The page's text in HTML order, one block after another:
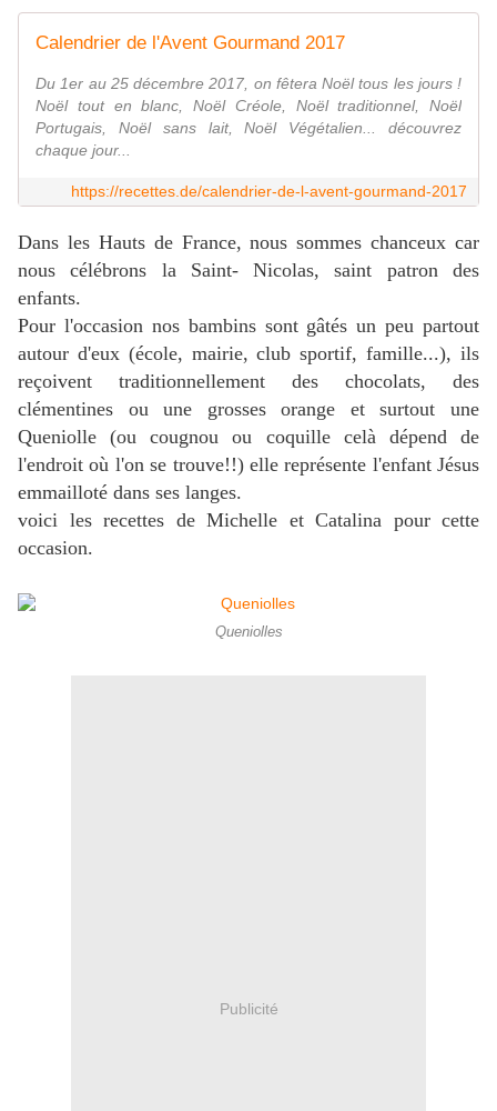
Calendrier de l'Avent Gourmand 2017
Du 1er au 25 décembre 2017, on fêtera Noël tous les jours !
Noël tout en blanc, Noël Créole, Noël traditionnel, Noël
Portugais, Noël sans lait, Noël Végétalien... découvrez
chaque jour...
https://recettes.de/calendrier-de-l-avent-gourmand-2017
Dans les Hauts de France, nous sommes chanceux car
nous célébrons la Saint- Nicolas, saint patron des
enfants.
Pour l'occasion nos bambins sont gâtés un peu partout
autour d'eux (école, mairie, club sportif, famille...), ils
reçoivent traditionnellement des chocolats, des
clémentines ou une grosses orange et surtout une
Queniolle (ou cougnou ou coquille celà dépend de
l'endroit où l'on se trouve!!) elle représente l'enfant Jésus
emmailloté dans ses langes.
voici les recettes de Michelle et Catalina pour cette
occasion.
Queniolles
Publicité